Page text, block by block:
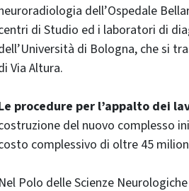
dell’Ospedale
di Studio ed i laboratori di
di Bologna, che si
Via Altura.
procedure per l’appalto dei
del nuovo complesso
complessivo di oltre 45
Nel Polo delle Scienze